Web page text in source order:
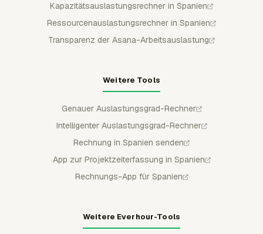
Kapazitätsauslastungsrechner in Spanien
Ressourcenauslastungsrechner in Spanien
Transparenz der Asana-Arbeitsauslastung
Weitere Tools
Genauer Auslastungsgrad-Rechner
Intelligenter Auslastungsgrad-Rechner
Rechnung in Spanien senden
App zur Projektzeiterfassung in Spanien
Rechnungs-App für Spanien
Weitere Everhour-Tools